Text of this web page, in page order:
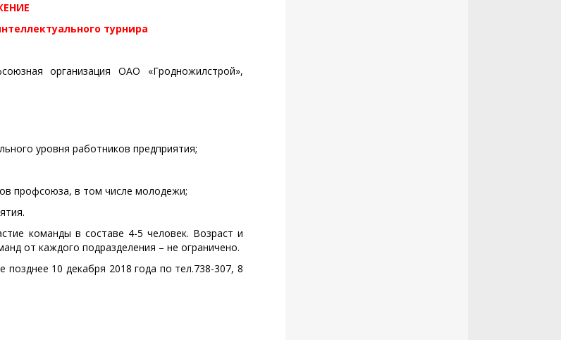
турнира
организация ОАО «Гродножилстрой»,
уровня работников предприятия;
профсоюза, в том числе молодежи;
команды в составе 4-5 человек. Возраст и
от каждого подразделения – не ограничено.
позднее 10 декабря 2018 года по тел.738-307, 8